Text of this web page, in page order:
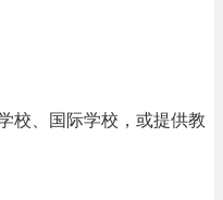
校、国际学校，或提供教